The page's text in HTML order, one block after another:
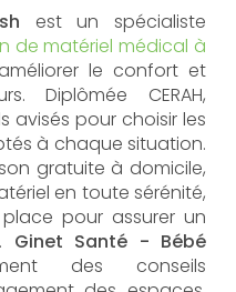
est un spécialiste
de matériel médical à
le confort et
Diplômée CERAH,
avisés pour choisir les
à chaque situation.
gratuite à domicile,
en toute sérénité,
pour assurer un
Ginet Santé - Bébé
des conseils